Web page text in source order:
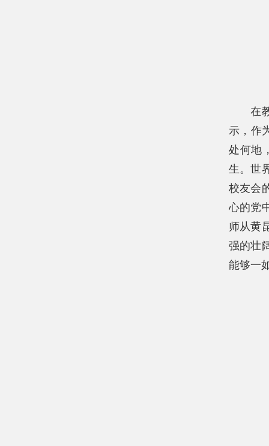
在
示，作
处何地
生。世
校友会
心的党
师从黄
强的壮
能够一